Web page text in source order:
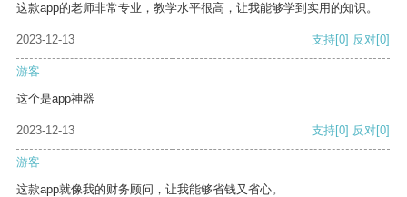
这款app的老师非常专业，教学水平很高，让我能够学到实用的知识。
2023-12-13 支持[0] 反对[0]
游客
这个是app神器
2023-12-13 支持[0] 反对[0]
游客
这款app就像我的财务顾问，让我能够省钱又省心。